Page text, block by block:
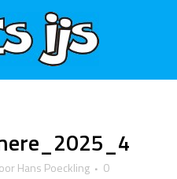
Hans Poeckling
0